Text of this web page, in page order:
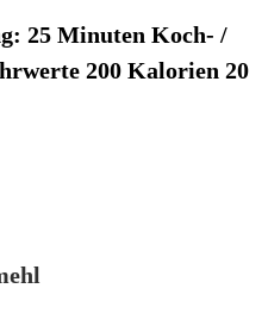
25 Minuten Koch- /
200 Kalorien 20